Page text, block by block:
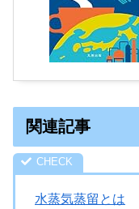
関連記事
水蒸気蒸留とは